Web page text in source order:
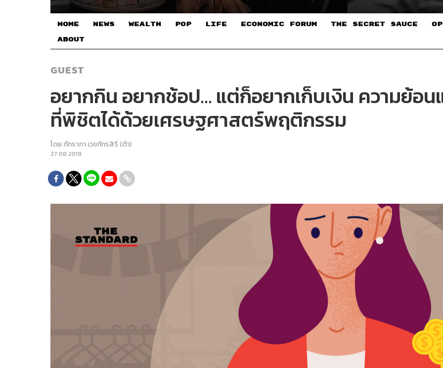
HOME NEWS WEALTH POP LIFE ECONOMIC FORUM THE SECRET SAUCE​
ABOUT
GUEST
อยากกิน อยากช้อป… แต่ก็อยากเก็บเงิน ความย้อ
ที่พิชิตได้ด้วยเศรษฐศาสตร์พฤติกรรม
โดย ภัทราภา เวชภัทรสิริ (ต้า)
27.08.2019